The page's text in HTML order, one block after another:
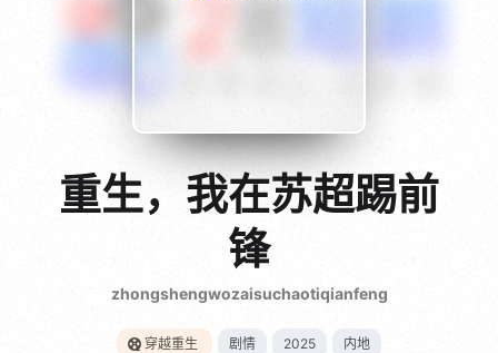
{if condition="$obj.vod_points
28短剧
重生，我在苏超踢前
锋
zhongshengwozaisuchaotiqianfeng
穿越重生 剧情 2025 内地